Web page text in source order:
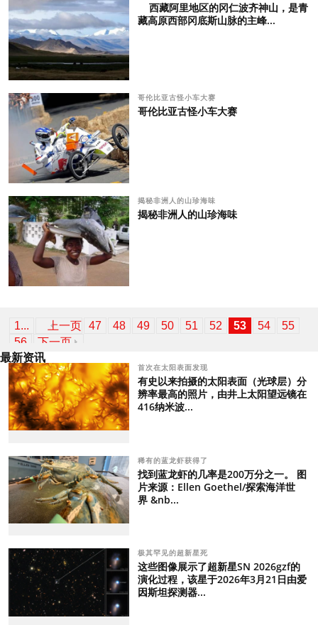
西藏阿里地区的冈仁波齐神山，是青
藏高原西部冈底斯山脉的主峰...
哥伦比亚古怪小车大赛
哥伦比亚古怪小车大赛
揭秘非洲人的山珍海味
揭秘非洲人的山珍海味
1... 上一页 47 48 49 50 51 52 53 54
55
56
下一页
最新资讯
首次在太阳表面发现
有史以来拍摄的太阳表面（光球层）分
辨率最高的照片，由井上太阳望远镜在
416纳米波...
稀有的蓝龙虾获得了
找到蓝龙虾的几率是200万分之一。 图
片来源：Ellen Goethel/探索海洋世
界 &nb...
极其罕见的超新星死
这些图像展示了超新星SN 2026gzf的
演化过程，该星于2026年3月21日由爱
因斯坦探测器...